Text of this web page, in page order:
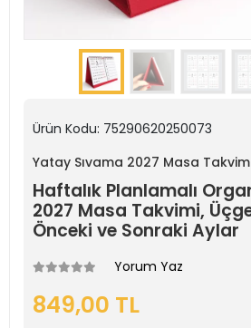
Ürün Kodu: 75290620250073
Yatay Sıvama 2027 Masa
Haftalık Planlamalı
2027 Masa Takvimi,
Önceki ve Sonraki Aylar
Yorum Yaz
849,00 TL